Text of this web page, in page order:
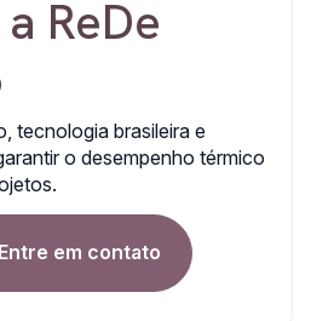
ReDe
tecnologia brasileira e
o desempenho térmico
Entre em contato